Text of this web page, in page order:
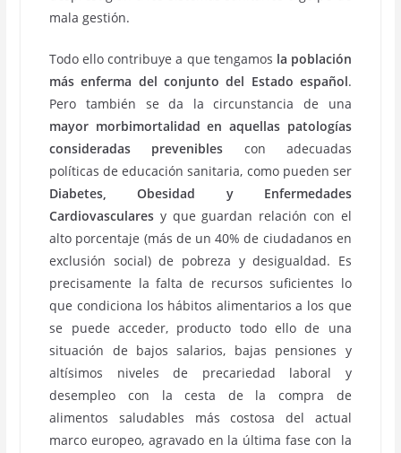
mala gestión.
Todo ello contribuye a que tengamos la población
más enferma del conjunto del Estado español.
Pero también se da la circunstancia de una
mayor morbimortalidad en aquellas patologías
consideradas prevenibles con adecuadas
políticas de educación sanitaria, como pueden ser
Diabetes, Obesidad y Enfermedades
Cardiovasculares y que guardan relación con el
alto porcentaje (más de un 40% de ciudadanos en
exclusión social) de pobreza y desigualdad. Es
precisamente la falta de recursos suficientes lo
que condiciona los hábitos alimentarios a los que
se puede acceder, producto todo ello de una
situación de bajos salarios, bajas pensiones y
altísimos niveles de precariedad laboral y
desempleo con la cesta de la compra de
alimentos saludables más costosa del actual
marco europeo, agravado en la última fase con la